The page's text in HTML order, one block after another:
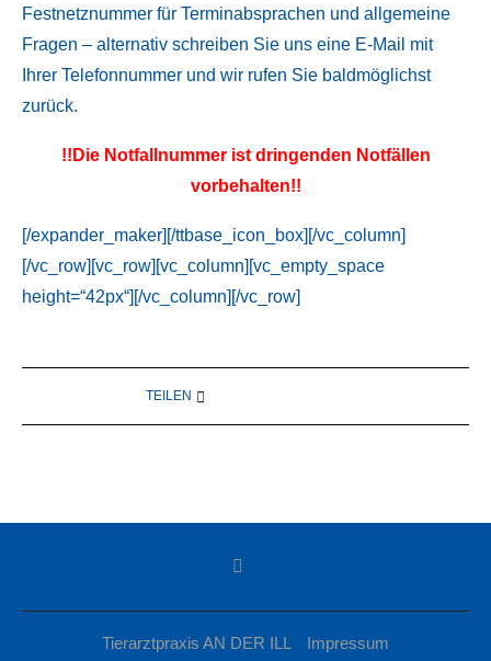
Festnetznummer für Terminabsprachen und allgemeine
Fragen – alternativ schreiben Sie uns eine E-Mail mit
Ihrer Telefonnummer und wir rufen Sie baldmöglichst
zurück.
!!Die Notfallnummer ist dringenden Notfällen
vorbehalten!!
[/expander_maker][/ttbase_icon_box][/vc_column]
[/vc_row][vc_row][vc_column][vc_empty_space
height=“42px“][/vc_column][/vc_row]
TEILEN
Tierarztpraxis AN DER ILL Impressum